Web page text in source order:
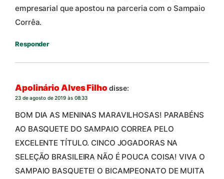
empresarial que apostou na parceria com o Sampaio
Corrêa.
Responder
Apolinário Alves Filho disse:
23 de agosto de 2019 às 08:33
BOM DIA AS MENINAS MARAVILHOSAS! PARABÉNS
AO BASQUETE DO SAMPAIO CORREA PELO
EXCELENTE TÍTULO. CINCO JOGADORAS NA
SELEÇÃO BRASILEIRA NÃO É POUCA COISA! VIVA O
SAMPAIO BASQUETE! O BICAMPEONATO DE MUITA